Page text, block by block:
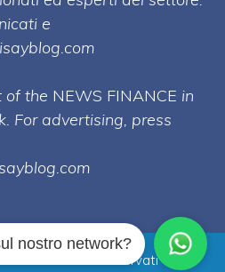
e
of the NEWS FINANCE in
For advertising, press
Tutti i diritti riservati
nostro network?